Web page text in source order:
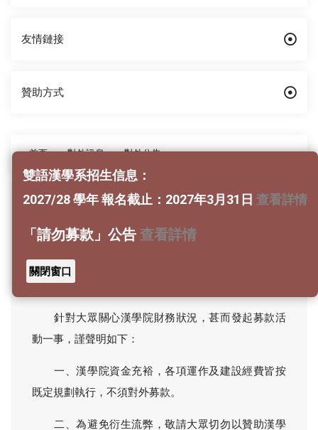
友情鏈接
贊助方式
首页 對外訊息 對外公告
針對大眾關心漢學院財務狀況，甚而發起募款活
動一事，謹聲明如下：
一、漢學院資金充裕，各項運作及建設經費皆按
既定規劃執行，不須對外募款。
二、為避免衍生流弊，敬請大眾切勿以贊助漢學
雙語漢學系招生信息：
2027/28 學年 報名截止：2027年3月31日 查看詳情
「請勿募款」公告 查看詳情
關閉窗口